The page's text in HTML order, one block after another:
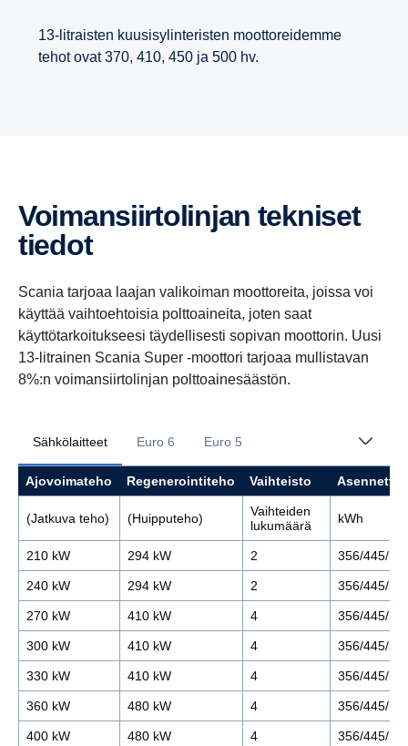
13-litraisten kuusisylinteristen moottoreidemme
tehot ovat 370, 410, 450 ja 500 hv.
Voiman­siir­to­linjan tekniset
tiedot
Scania tarjoaa laajan valikoiman moottoreita, joissa voi
käyttää vaihtoehtoisia polttoaineita, joten saat
käyttötarkoitukseesi täydellisesti sopivan moottorin. Uusi
13-litrainen Scania Super -moottori tarjoaa mullistavan
8%:n voimansiirtolinjan polttoainesäästön.
Sähkölaitteet Euro 6 Euro 5
Ajovoimateho Regenerointiteho Vaihteisto Asennettu
(Jatkuva teho) (Huipputeho)
Vaihteiden
lukumäärä
kWh
210 kW 294 kW 2 356/445/
240 kW 294 kW 2 356/445/
270 kW 410 kW 4 356/445/
300 kW 410 kW 4 356/445/
330 kW 410 kW 4 356/445/
360 kW 480 kW 4 356/445/
400 kW 480 kW 4 356/445/